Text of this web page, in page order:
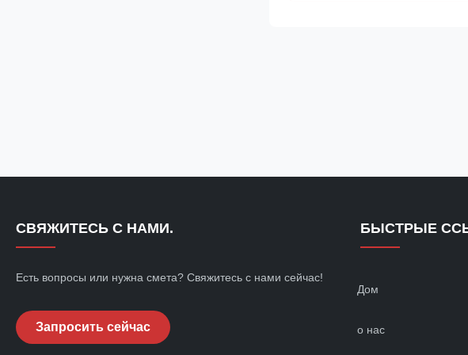
СВЯЖИТЕСЬ С НАМИ.
Есть вопросы или нужна смета? Свяжитесь с нами сейчас!
Запросить сейчас
БЫСТРЫЕ
Дом
о нас